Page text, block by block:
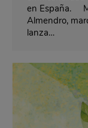
en España.
Almendro,
lanza…